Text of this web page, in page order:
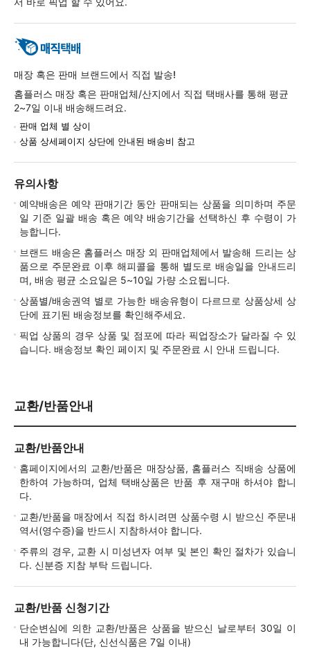
매장 혹은 판매 브랜드에서 직접 발송!
홈플러스 매장 혹은 판매업체/산지에서 직접 택배사를 통해 평균
2~7일 이내 배송해드려요.
판매 업체 별 상이
상품 상세페이지 상단에 안내된 배송비 참고
유의사항
예약배송은 예약 판매기간 동안 판매되는 상품을 의미하며 주문
일 기준 일괄 배송 혹은 예약 배송기간을 선택하신 후 수령이 가
능합니다.
브랜드 배송은 홈플러스 매장 외 판매업체에서 발송해 드리는 상
품으로 주문완료 이후 해피콜을 통해 별도로 배송일을 안내드리
며, 배송 평균 소요일은 5~10일 가량 소요됩니다.
상품별/배송권역 별로 가능한 배송유형이 다르므로 상품상세 상
단에 표기된 배송정보를 확인해주세요.
픽업 상품의 경우 상품 및 점포에 따라 픽업장소가 달라질 수 있
습니다. 배송정보 확인 페이지 및 주문완료 시 안내 드립니다.
교환/반품안내
교환/반품안내
홈페이지에서의 교환/반품은 매장상품, 홈플러스 직배송 상품에
한하여 가능하며, 업체 택배상품은 반품 후 재구매 하셔야 합니
다.
교환/반품을 매장에서 직접 하시려면 상품수령 시 받으신 주문내
역서(영수증)을 반드시 지참하셔야 합니다.
주류의 경우, 교환 시 미성년자 여부 및 본인 확인 절차가 있습니
다. 신분증 지참 부탁 드립니다.
교환/반품 신청기간
단순변심에 의한 교환/반품은 상품을 받으신 날로부터 30일 이
내 가능합니다(단, 신선식품은 7일 이내)